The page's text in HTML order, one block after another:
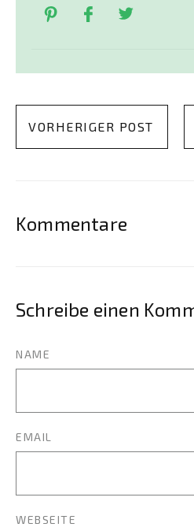
VORHERIGER POST
Kommentare
Schreibe einen
NAME
EMAIL
WEBSEITE